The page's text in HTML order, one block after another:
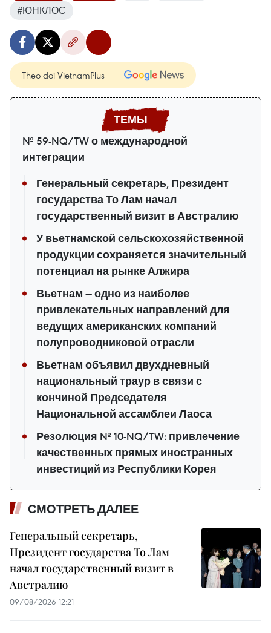
#ЮНКЛОС
Theo dõi VietnamPlus
№ 59-NQ/TW о международной
интеграции
Генеральный секретарь, Президент
государства То Лам начал
государственный визит в Австралию
У вьетнамской сельскохозяйственной
продукции сохраняется значительный
потенциал на рынке Алжира
Вьетнам — одно из наиболее
привлекательных направлений для
ведущих американских компаний
полупроводниковой отрасли
Вьетнам объявил двухдневный
национальный траур в связи с
кончиной Председателя
Национальной ассамблеи Лаоса
Резолюция № 10-NQ/TW: привлечение
качественных прямых иностранных
инвестиций из Республики Корея
СМОТРЕТЬ ДАЛЕЕ
Генеральный секретарь,
Президент государства То Лам
начал государственный визит в
Австралию
09/08/2026 12:21